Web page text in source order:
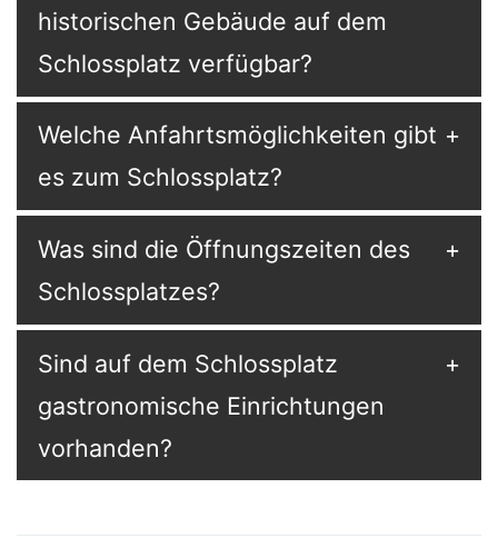
historischen Gebäude auf dem
Schlossplatz verfügbar?
Welche Anfahrtsmöglichkeiten gibt
es zum Schlossplatz?
Was sind die Öffnungszeiten des
Schlossplatzes?
Sind auf dem Schlossplatz
gastronomische Einrichtungen
vorhanden?